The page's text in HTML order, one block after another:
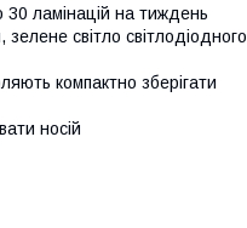
ламінацій на тиждень
світло світлодіодного
компактно зберігати
носій